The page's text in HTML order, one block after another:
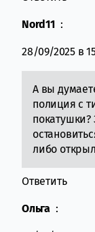
Nord11 :
28/09/2025 в
А вы
полиция с
либо
Ответить
Ольга :